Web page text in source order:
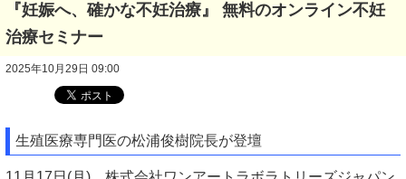
『妊娠へ、確かな不妊治療』 無料のオンライン不妊
治療セミナー
2025年10月29日 09:00
生殖医療専門医の松浦俊樹院長が登壇